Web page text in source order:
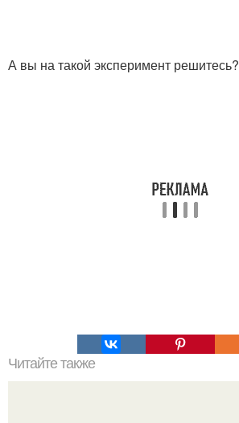
А вы на такой эксперимент решитесь?
Читайте также